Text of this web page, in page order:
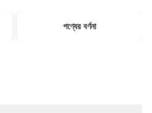
পণ্যের বর্ণনা